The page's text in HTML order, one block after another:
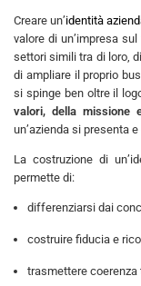
Creare un’identità
valore di un’impresa
settori simili tra di loro,
di ampliare il proprio
si spinge ben oltre il
valori, della missione
un’azienda si presenta
La costruzione di
permette di:
differenziarsi dai
costruire fiducia e
trasmettere coerenza